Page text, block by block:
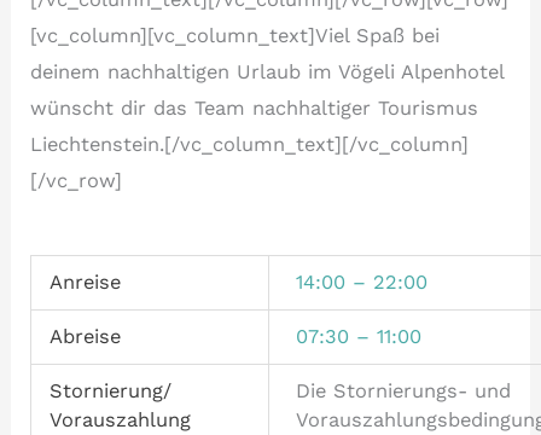
[vc_column][vc_column_text]Viel Spaß bei
deinem nachhaltigen Urlaub im Vögeli Alpenhotel
wünscht dir das Team nachhaltiger Tourismus
Liechtenstein.[/vc_column_text][/vc_column]
[/vc_row]
Anreise 14:00 – 22:00
Abreise 07:30 – 11:00
Stornierung/
Vorauszahlung
Die Stornierungs- und